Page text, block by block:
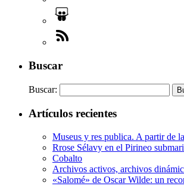
Buscar
Buscar:
Artículos recientes
Museus y res publica. A partir de
Rrose Sélavy en el Pirineo
Cobalto
Archivos activos, archivos
«Salomé» de Oscar Wilde: un